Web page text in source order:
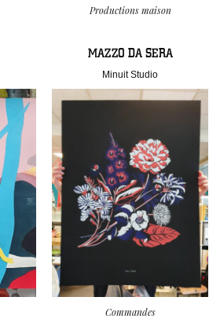
Productions maison
MAZZO DA SERA
Minuit Studio
Commandes